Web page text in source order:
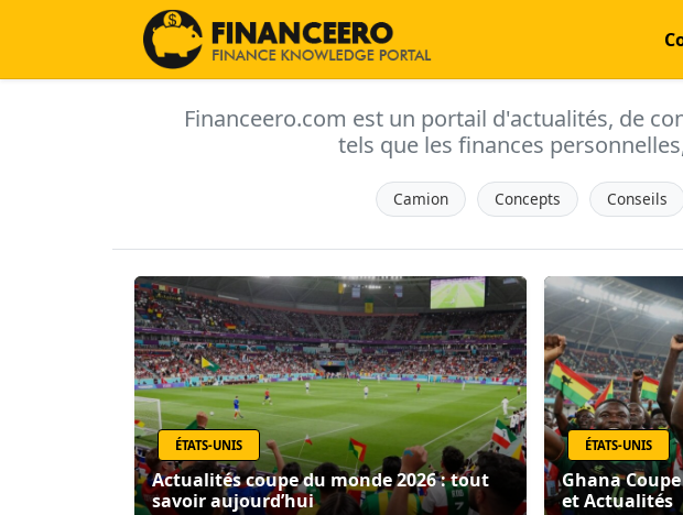
Financeero.com est un portail d'actualités, de
tels que les finances
Camion Concepts Conseils
ÉTATS-UNIS
Actualités coupe du monde 2026 : tout
savoir aujourd’hui
ÉTATS-UNIS
Ghana
et Actualités